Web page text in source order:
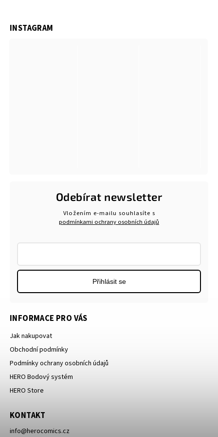
INFORMACE PRO VÁS
Jak nakupovat
Obchodní podmínky
Podmínky ochrany osobních údajů
HERO Bodový systém
HERO Store
KONTAKT
info@herocomics.cz
INSTAGRAM
Odebírat newsletter
Vložením e-mailu souhlasíte s
podmínkami ochrany osobních údajů
Přihlásit se